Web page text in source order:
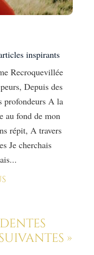
inspirants
Recroquevillée
Depuis des
profondeurs A la
au fond de mon
répit, A travers
Je cherchais
»